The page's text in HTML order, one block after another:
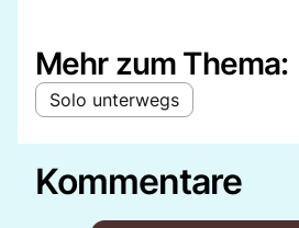
Mehr zum Thema:
Solo unterwegs
Kommentare